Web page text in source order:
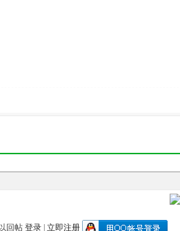
回帖 登录 立即注册